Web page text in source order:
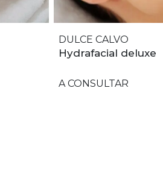
DULCE CALVO
Hydrafacial deluxe
A CONSULTAR